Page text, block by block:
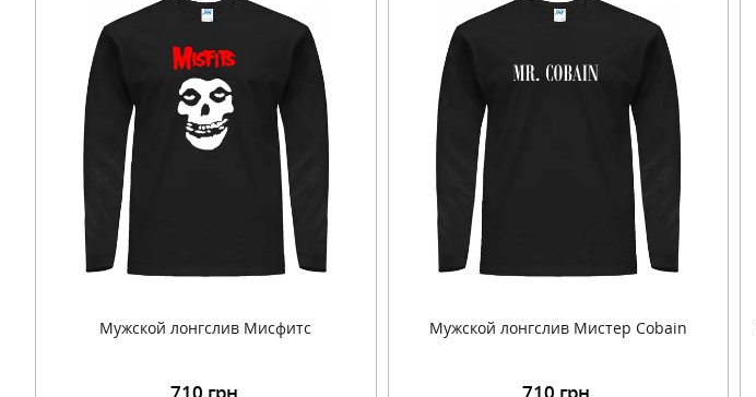
Мужской лонгслив Мисфитс
710 грн.
Мужской лонгслив Мистер Cobain
710 грн.